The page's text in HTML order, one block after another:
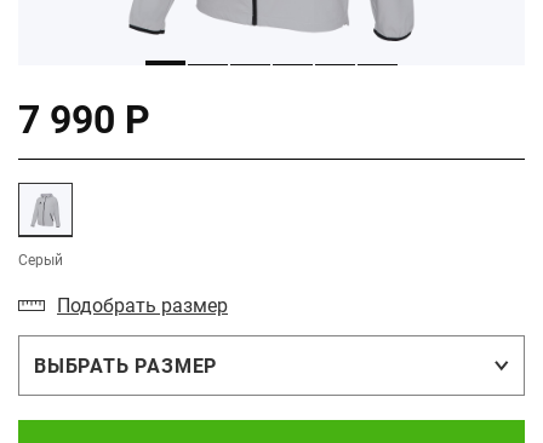
7 990 Р
Серый
Подобрать размер
ВЫБРАТЬ РАЗМЕР